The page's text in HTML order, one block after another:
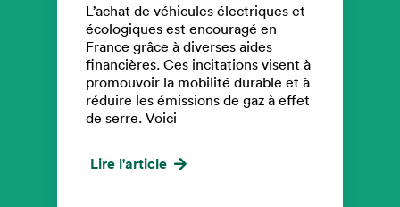
L’achat de véhicules électriques et
écologiques est encouragé en
France grâce à diverses aides
financières. Ces incitations visent à
promouvoir la mobilité durable et à
réduire les émissions de gaz à effet
de serre. Voici
Lire l'article